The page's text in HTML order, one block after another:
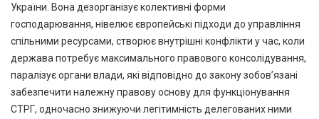
України. Вона дезорганізує колективні форми
господарювання, нівелює європейські підходи до управління
спільними ресурсами, створює внутрішні конфлікти у час, коли
держава потребує максимального правового консолідування,
паралізує органи влади, які відповідно до закону зобов’язані
забезпечити належну правову основу для функціонування
СТРГ, одночасно знижуючи легітимність делегованих ними